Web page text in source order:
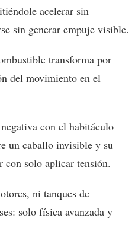
acelerar sin
sin generar empuje visible.
transforma por
del movimiento en el
con el habitáculo
un caballo invisible y su
con solo aplicar tensión.
ni tanques de
solo física avanzada y